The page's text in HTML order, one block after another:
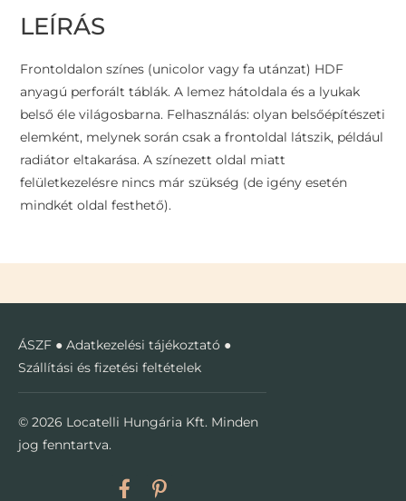
LEÍRÁS
Frontoldalon színes (unicolor vagy fa utánzat) HDF
anyagú perforált táblák. A lemez hátoldala és a lyukak
belső éle világosbarna. Felhasználás: olyan belsőépítészeti
elemként, melynek során csak a frontoldal látszik, például
radiátor eltakarása. A színezett oldal miatt
felületkezelésre nincs már szükség (de igény esetén
mindkét oldal festhető).
ÁSZF ● Adatkezelési tájékoztató ●
Szállítási és fizetési feltételek
© 2026 Locatelli Hungária Kft. Minden
jog fenntartva.